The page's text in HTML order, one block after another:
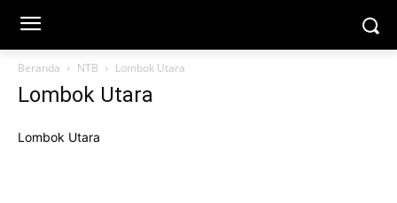
Beranda NTB Lombok Utara
Lombok Utara
Lombok Utara